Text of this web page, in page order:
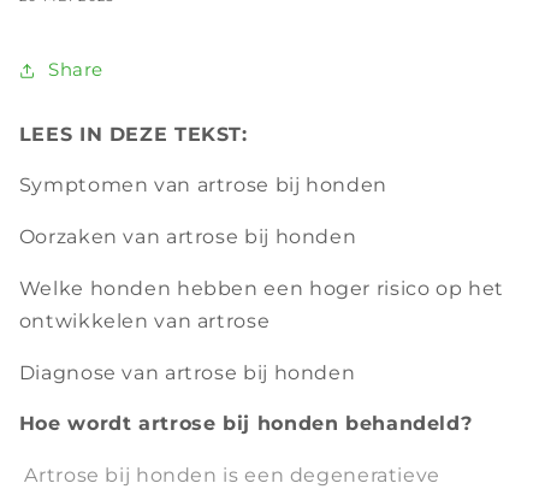
Share
LEES IN DEZE TEKST:
Symptomen van artrose bij honden
Oorzaken van artrose bij honden
Welke honden hebben een hoger risico op het
ontwikkelen van artrose
Diagnose van artrose bij honden
Hoe wordt artrose bij honden behandeld?
Artrose bij honden is een degeneratieve